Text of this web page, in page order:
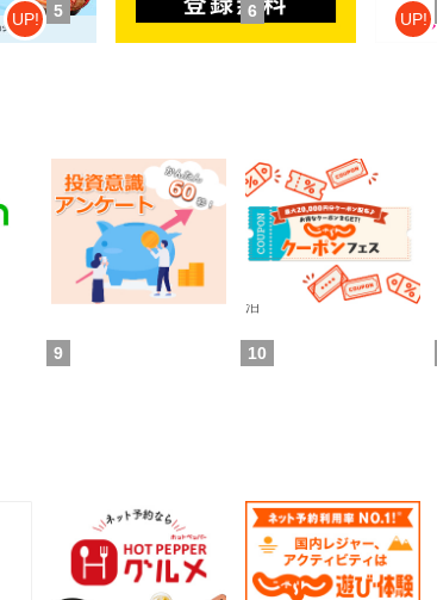
UP!
レオンワークス 投資ア
ンケート
5
ポイント
獲得条件：その他(ため方)
じゃらんnet
6 UP!
0.6%
還元
通常：0.5%還元
獲得条件：ホテル・旅館宿
泊
ホットペッパーグルメ
9
50 ポイント
じゃらん 遊び・体験予
10
1.5%還元